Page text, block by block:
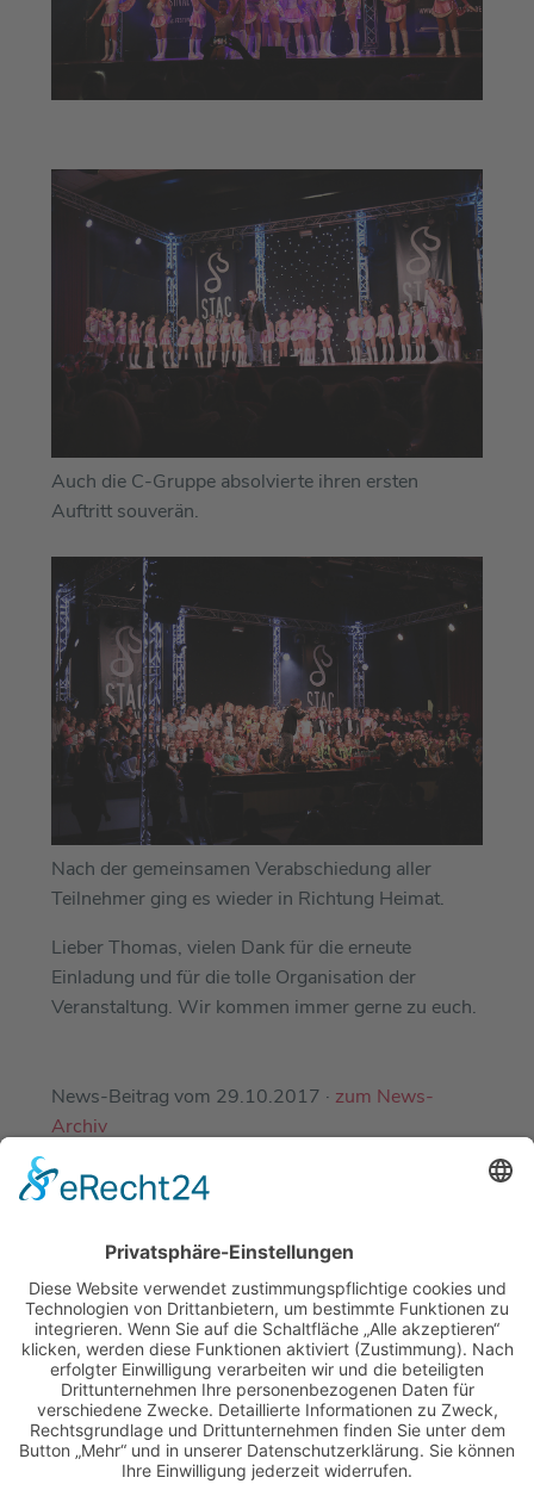
Auch die C-Gruppe absolvierte ihren ersten
Auftritt souverän.
Nach der gemeinsamen Verabschiedung aller
Teilnehmer ging es wieder in Richtung Heimat.
Lieber Thomas, vielen Dank für die erneute
Einladung und für die tolle Organisation der
Veranstaltung. Wir kommen immer gerne zu euch.
News-Beitrag vom 29.10.2017 · zum News-
Archiv
EINE ABTEILUNG DES
DJK-SV MIRSKOFEN E.V.
MIT FREUNDLICHER UNTERSTÜTZUNG
UNSERER PARTNER-SPORTVEREINE